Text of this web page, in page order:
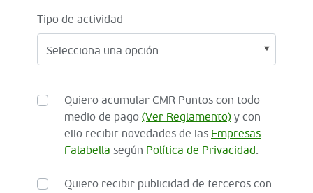
Tipo de actividad
Quiero acumular CMR Puntos con todo
medio de pago (Ver Reglamento) y con
ello recibir novedades de las Empresas
Falabella según Política de Privacidad.
Quiero recibir publicidad de terceros con